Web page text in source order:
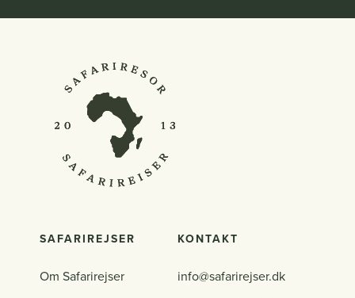
SAFARIREJSER
Om Safarirejser
KONTAKT
info@safarirejser.dk